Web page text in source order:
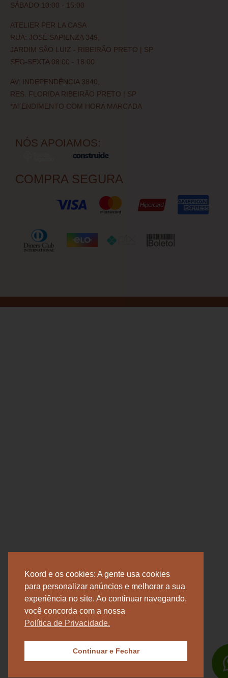
SÁBADO 10:00 - 15:00
ATELIER PER LA CASA
RUA: JOSÉ SAPIENZA 349,
JARDIM SÃO LUIZ - RIBEIRÃO PRETO | SP
SEG-SEXTA 08:00 - 18:00
AV: INDEPENDÊNCIA 3840,
RES. FLORIDA RIBEIRÃO PRETO | SP
*ATENDIMENTO COM HORA MARCADA
NÓS APOIAMOS:
COMPRA SEGURA
Koord e os cookies: A gente usa cookies
para personalizar anúncios e melhorar a sua
experiência no site. Ao continuar navegando,
você concorda com a nossa
Política de Privacidade.
Continuar e Fechar